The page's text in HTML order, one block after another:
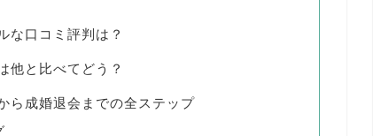
な口コミ評判は？
他と比べてどう？
ら成婚退会までの全ステップ